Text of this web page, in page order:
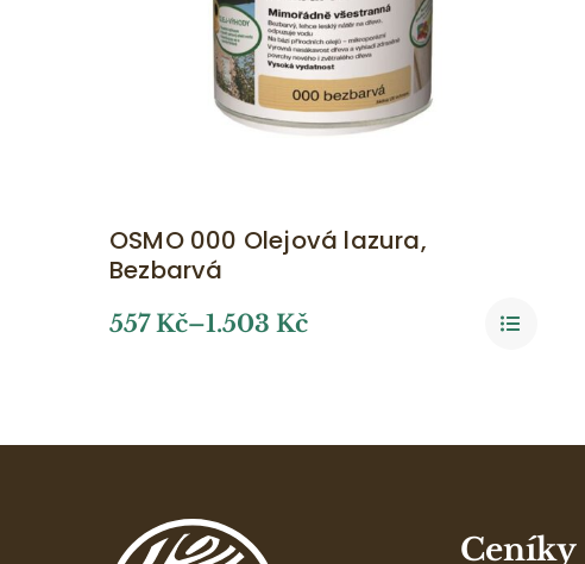
OSMO 000 Olejová lazura,
Bezbarvá
557Kč–1.503 Kč
Ceníky